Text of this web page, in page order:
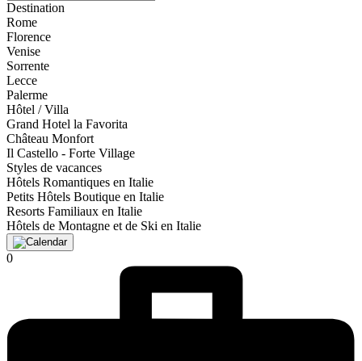
Destination
Rome
Florence
Venise
Sorrente
Lecce
Palerme
Hôtel / Villa
Grand Hotel la Favorita
Château Monfort
Il Castello - Forte Village
Styles de vacances
Hôtels Romantiques en Italie
Petits Hôtels Boutique en Italie
Resorts Familiaux en Italie
Hôtels de Montagne et de Ski en Italie
0